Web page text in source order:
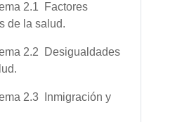
2.1 Factores
de la salud.
2.2 Desigualdades
2.3 Inmigración y